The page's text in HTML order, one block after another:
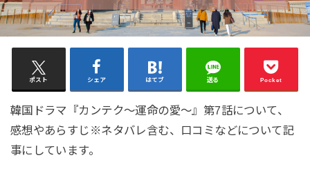
ポスト シェア はてブ 送る Pocket
韓国ドラマ『カンテク～運命の愛～』第7話について、
感想やあらすじ※ネタバレ含む、口コミなどについて記
事にしています。